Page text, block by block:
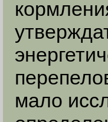
мало